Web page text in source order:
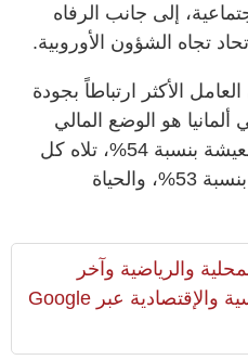
إلى جانب الرفاه
تجاه الشؤون الأوروبية.
الأكثر ارتباطاً بجودة
ألمانيا هو الوضع المالي
والقدرة على تأمين سبل المعيشة بنسبة 54%، تلاه كل
من الصحة البدنية والنفسية بنسبة 53%، والحياة
والرياضية وآخر
المستجدات السياسية والإقتصادية عبر Google